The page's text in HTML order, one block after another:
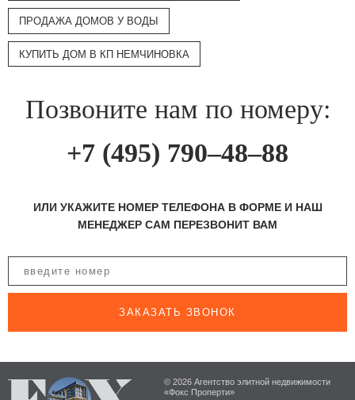
ПРОДАЖА ДОМОВ У ВОДЫ
КУПИТЬ ДОМ В КП НЕМЧИНОВКА
Позвоните нам по номеру:
+7 (495) 790–48–88
ИЛИ УКАЖИТЕ НОМЕР ТЕЛЕФОНА В ФОРМЕ И НАШ
МЕНЕДЖЕР САМ ПЕРЕЗВОНИТ ВАМ
ЗАКАЗАТЬ ЗВОНОК
© 2026 Агентство элитной недвижимости
«Фокс Проперти»